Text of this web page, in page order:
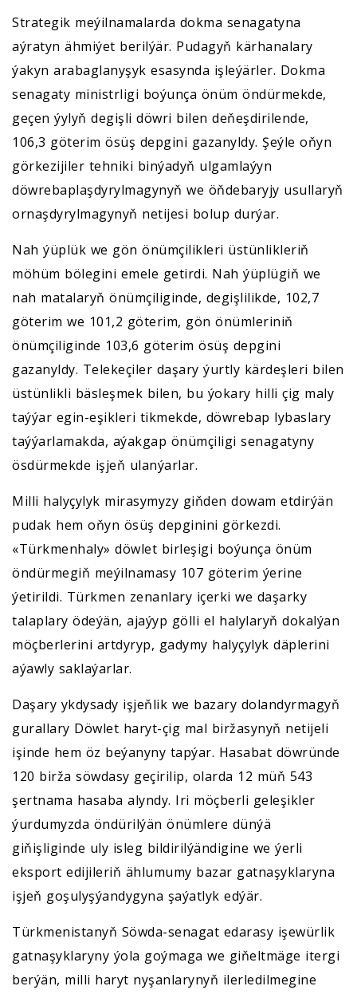
Strategik meýilnamalarda dokma senagatyna
aýratyn ähmiýet berilýär. Pudagyň kärhanalary
ýakyn arabaglanyşyk esasynda işleýärler. Dokma
senagaty ministrligi boýunça önüm öndürmekde,
geçen ýylyň degişli döwri bilen deňeşdirilende,
106,3 göterim ösüş depgini gazanyldy. Şeýle oňyn
görkezijiler tehniki binýadyň ulgamlaýyn
döwrebaplaşdyrylmagynyň we öňdebaryjy usullaryň
ornaşdyrylmagynyň netijesi bolup durýar.
Nah ýüplük we gön önümçilikleri üstünlikleriň
möhüm bölegini emele getirdi. Nah ýüplügiň we
nah matalaryň önümçiliginde, degişlilikde, 102,7
göterim we 101,2 göterim, gön önümleriniň
önümçiliginde 103,6 göterim ösüş depgini
gazanyldy. Telekeçiler daşary ýurtly kärdeşleri bilen
üstünlikli bäsleşmek bilen, bu ýokary hilli çig maly
taýýar egin-eşikleri tikmekde, döwrebap lybaslary
taýýarlamakda, aýakgap önümçiligi senagatyny
ösdürmekde işjeň ulanýarlar.
Milli halyçylyk mirasymyzy giňden dowam etdirýän
pudak hem oňyn ösüş depginini görkezdi.
«Türkmenhaly» döwlet birleşigi boýunça önüm
öndürmegiň meýilnamasy 107 göterim ýerine
ýetirildi. Türkmen zenanlary içerki we daşarky
talaplary ödeýän, ajaýyp gölli el halylaryň dokalýan
möçberlerini artdyryp, gadymy halyçylyk däplerini
aýawly saklaýarlar.
Daşary ykdysady işjeňlik we bazary dolandyrmagyň
gurallary Döwlet haryt-çig mal biržasynyň netijeli
işinde hem öz beýanyny tapýar. Hasabat döwründe
120 birža söwdasy geçirilip, olarda 12 müň 543
şertnama hasaba alyndy. Iri möçberli geleşikler
ýurdumyzda öndürilýän önümlere dünýä
giňişliginde uly isleg bildirilýändigine we ýerli
eksport edijileriň ählumumy bazar gatnaşyklaryna
işjeň goşulyşýandygyna şaýatlyk edýär.
Türkmenistanyň Söwda-senagat edarasy işewürlik
gatnaşyklaryny ýola goýmaga we giňeltmäge itergi
berýän, milli haryt nyşanlarynyň ilerledilmegine